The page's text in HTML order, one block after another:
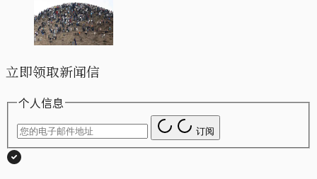
立即领取新闻信
个人信息
订阅